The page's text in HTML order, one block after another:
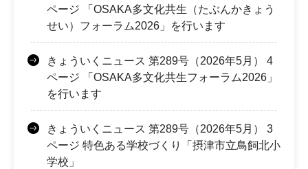
ページ 「OSAKA多文化共生（たぶんかきょう
せい）フォーラム2026」を行います
きょういくニュース 第289号（2026年5月） 4
ページ 「OSAKA多文化共生フォーラム2026」
を行います
きょういくニュース 第289号（2026年5月） 3
ページ 特色ある学校づくり「摂津市立鳥飼北小
学校」